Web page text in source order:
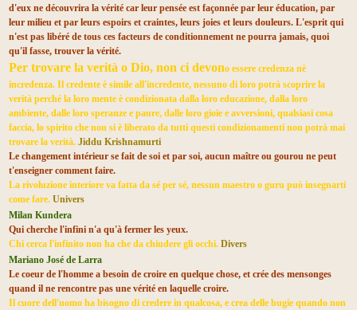
d'eux ne découvrira la vérité car leur pensée est façonnée par leur éducation, par
leur milieu et par leurs espoirs et craintes, leurs joies et leurs douleurs. L'esprit qui
n'est pas libéré de tous ces facteurs de conditionnement ne pourra jamais, quoi
qu'il fasse, trouver la vérité.
Per trovare la verità o Dio, non ci devono essere credenza nè
incredenza. Il credente è simile all'incredente, nessuno di loro potrà scoprire la
verità perché la loro mente è condizionata dalla loro educazione, dalla loro
ambiente, dalle loro speranze e paure, dalle loro gioie e avversioni, qualsiasi cosa
faccia, lo spirito che non si è liberato da tutti questi condizionamenti non potrà mai
trovare la verità. Jiddu Krishnamurti
Le changement intérieur se fait de soi et par soi, aucun maître ou gourou ne peut
t'enseigner comment faire.
La rivoluzione interiore va fatta da sé per sé, nessun maestro o guru può insegnarti
come fare. Univers
Milan Kundera
Qui cherche l'infini n'a qu'à fermer les yeux.
Chi cerca l'infinito non ha che da chiudere gli occhi. Divers
Mariano José de Larra
Le coeur de l'homme a besoin de croire en quelque chose, et crée des mensonges
quand il ne rencontre pas une vérité en laquelle croire.
Il cuore dell'uomo ha bisogno di credere in qualcosa, e crea delle bugie quando non